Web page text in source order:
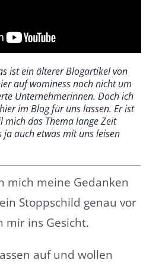
ist ein älterer Blogartikel von
auf wominess noch nicht um
Unternehmerinnen. Doch ich
im Blog für uns lassen. Er ist
mich das Thema lange Zeit
auch etwas mit uns leisen
mich meine Gedanken
Stoppschild genau vor
mir ins Gesicht.
auf und wollen